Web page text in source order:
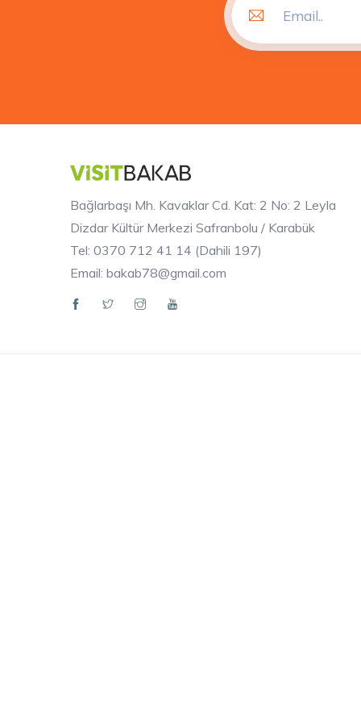
Bağlarbaşı Mh. Kavaklar Cd. Kat: 2 No: 2 Leyla
Dizdar Kültür Merkezi Safranbolu / Karabük
Tel: 0370 712 41 14 (Dahili 197)
Email: bakab78@gmail.com